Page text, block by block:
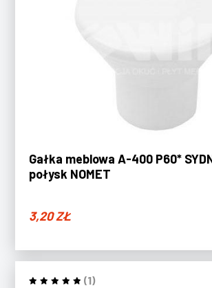
Gałka meblowa A-400 P60*
połysk NOMET
3,20ZŁ
(1)